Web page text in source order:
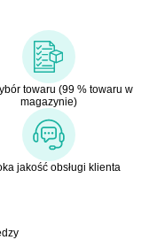
towaru (99 % towaru w
magazynie)
jakość obsługi klienta